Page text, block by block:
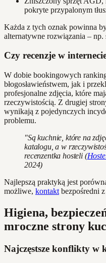
pokryte przypalonym
Każda z tych oznak powinna
alternatywne rozwiązania – np.
Czy recenzje w
W dobie bookingowych
błogosławieństwem, jak i
profesjonalne zdjęcia, które
rzeczywistością. Z drugiej
wynikają z pojedynczych
problemu.
"Są kuchnie, które na
katalogu, a w
recenzentka hosteli (
2024)
Najlepszą praktyką jest
możliwe, kontakt bezpośredni
Higiena,
mroczne strony
Najczęstsze konflikty w